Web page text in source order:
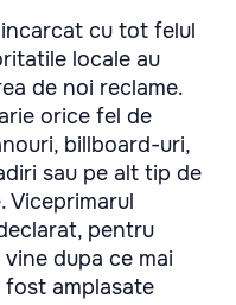
cu tot felul
locale au
de noi reclame.
orice fel de
billboard-uri,
sau pe alt tip de
pentru
dupa ce mai
fost amplasate